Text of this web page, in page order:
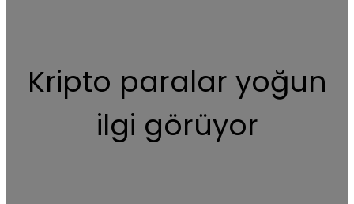
Kripto paralar yoğun
ilgi görüyor